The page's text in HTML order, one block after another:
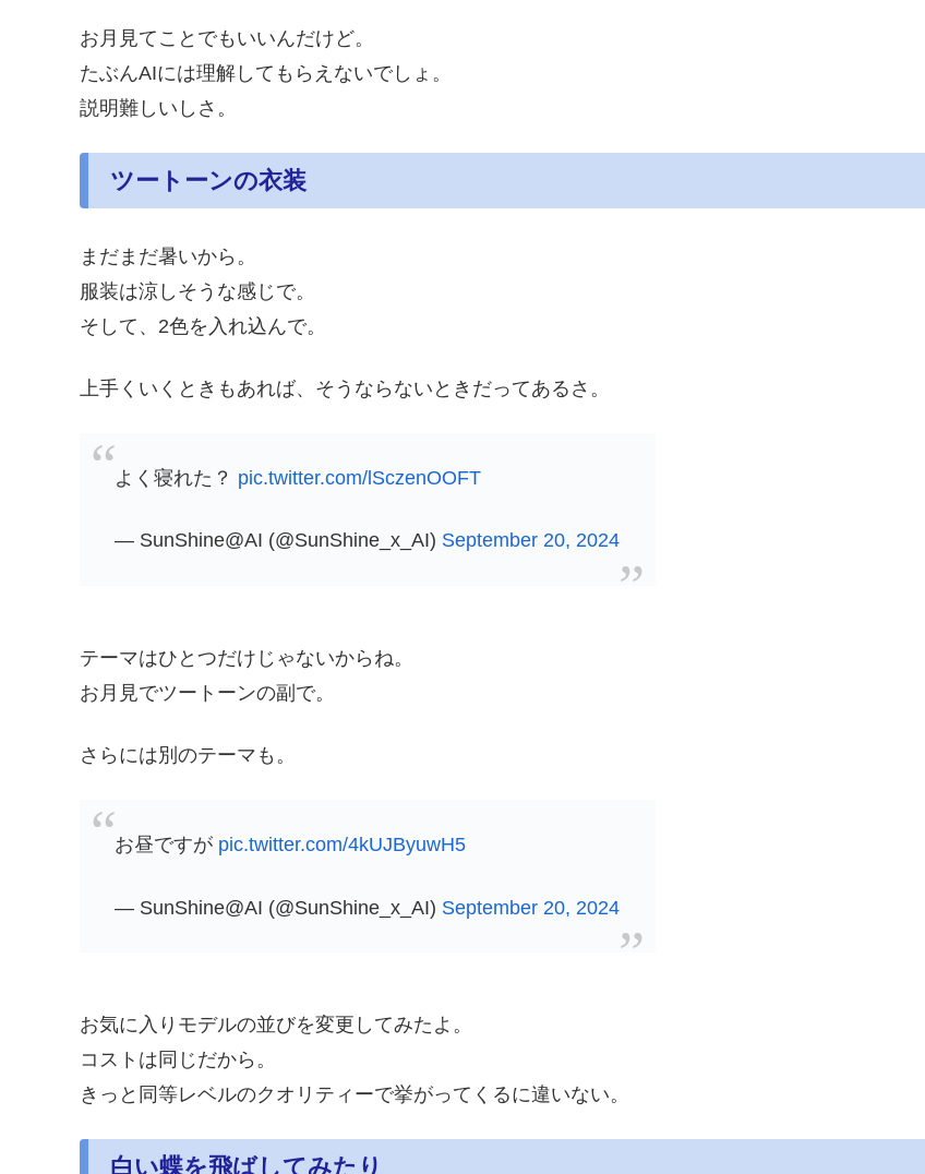
お月見てことでもいいんだけど。
たぶんAIには理解してもらえないでしょ。
説明難しいしさ。
ツートーンの衣装
まだまだ暑いから。
服装は涼しそうな感じで。
そして、2色を入れ込んで。
上手くいくときもあれば、そうならないときだってあるさ。
よく寝れた？ pic.twitter.com/lSczenOOFT
— SunShine@AI (@SunShine_x_AI) September 20, 2024
テーマはひとつだけじゃないからね。
お月見でツートーンの副で。
さらには別のテーマも。
お昼ですが pic.twitter.com/4kUJByuwH5
— SunShine@AI (@SunShine_x_AI) September 20, 2024
お気に入りモデルの並びを変更してみたよ。
コストは同じだから。
きっと同等レベルのクオリティーで挙がってくるに違いない。
白い蝶を飛ばしてみたり